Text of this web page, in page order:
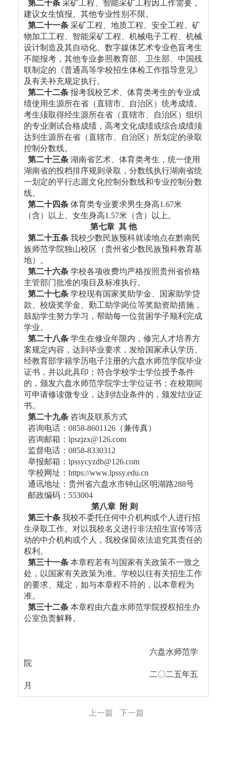
第二十条 采矿工程、智能采矿工程因工作需要，
建议女生慎报。其他专业性别不限。
第二十一条 采矿工程、地质工程、安全工程、矿
物加工工程、智能采矿工程、机械电子工程、机械
设计制造及其自动化、数字媒体艺术专业色盲考生
不能报考，其他专业参照教育部、卫生部、中国残
联制定的《普通高等学校招生体检工作指导意见》
及有关补充规定执行。
第二十二条报考我校艺术、体育类考生的专业成
绩使用生源所在省（直辖市、自治区）统考成绩。
考生须取得经生源所在省（直辖市、自治区）组织
的专业测试合格成绩，高考文化成绩或综合成绩须
达到生源所在省（直辖市、自治区）所划定的录取
控制分数线。
第二十三条 湖南省艺术、体育类考生，统一使用
湖南省的投档排序规则录取，分数线执行湖南省统
一划定的平行志愿文化控制分数线和专业控制分数
线。
第二十四条 体育类专业要求男生身高1.67米
（含）以上、女生身高1.57米（含）以上。
第七章 其 他
第二十五条 我校少数民族预科就读地点在黔南民
族师范学院独山校区（贵州省少数民族预科教育基
地）。
第二十六条 学校各项收费均严格按照贵州省价格
主管部门批准的项目及标准执行。
第二十七条 学校现有国家奖助学金、国家助学贷
款、校级奖学金、勤工助学岗位等奖励资助措施，
鼓励学生努力学习，帮助每一位贫困学子顺利完成
学业。
第二十八条 学生在修业年限内，修完人才培养方
案规定内容，达到毕业要求，发给国家承认学历、
经教育部学籍学历电子注册的六盘水师范学院毕业
证书，并以此具印；符合学校学士学位授予条件
的，颁发六盘水师范学院学士学位证书；在校期间
可申请修读微专业，达到结业条件的，颁发结业证
书。
第二十九条 咨询及联系方式
咨询电话：0858-8601126（兼传真）
咨询邮箱：lpszjzx@126.com
监督电话：0858-8330312
举报邮箱：lpssycyzdb@126.com
学校网址：https://www.lpssy.edu.cn
通讯地址：贵州省六盘水市钟山区明湖路288号
邮政编码：553004
第八章 附 则
第三十条 我校不委托任何中介机构或个人进行招
生录取工作。对以我校名义进行非法招生宣传等活
动的中介机构或个人，我校保留依法追究其责任的
权利。
第三十一条 本章程若有与国家有关政策不一致之
处，以国家有关政策为准。学校以往有关招生工作
的要求、规定，如与本章程不符的，以本章程为
准。
第三十二条 本章程由六盘水师范学院授权招生办
公室负责解释。
六盘水师范学
院
二〇二五年五
月
上一篇 下一篇